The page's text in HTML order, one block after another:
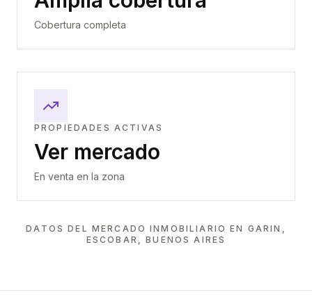
Cobertura completa
PROPIEDADES ACTIVAS
Ver mercado
En venta en la zona
DATOS DEL MERCADO INMOBILIARIO EN GARIN,
ESCOBAR, BUENOS AIRES